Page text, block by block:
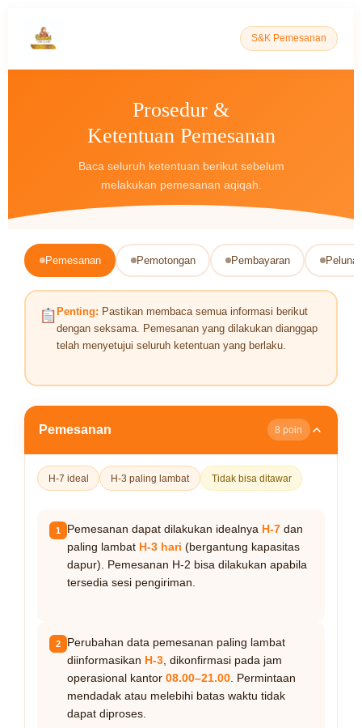
S&K Pemesanan
Prosedur &
Ketentuan Pemesanan
Baca seluruh ketentuan berikut sebelum
melakukan pemesanan aqiqah.
Pemesanan Pemotongan Pembayaran
Penting: Pastikan membaca semua informasi berikut
dengan seksama. Pemesanan yang dilakukan dianggap
telah menyetujui seluruh ketentuan yang berlaku.
Pemesanan 8 poin
H-7 ideal H-3 paling lambat Tidak bisa ditawar
1 Pemesanan dapat dilakukan idealnya H-7 dan
paling lambat H-3 hari (bergantung kapasitas
dapur). Pemesanan H-2 bisa dilakukan apabila
tersedia sesi pengiriman.
2
Perubahan data pemesanan paling lambat
diinformasikan H-3 , dikonfirmasi pada jam
operasional kantor08.00–21.00 . Permintaan
mendadak atau melebihi batas waktu tidak
dapat diproses.